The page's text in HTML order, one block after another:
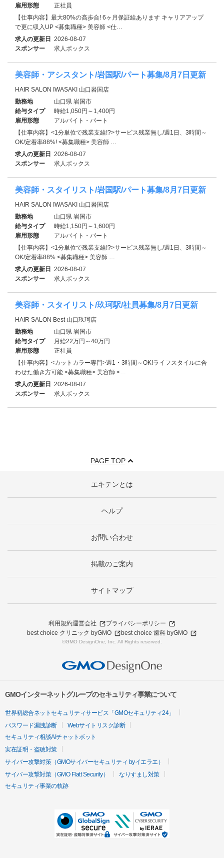
雇用形態
正社員
【仕事内容】最大80%の高歩合! 6ヶ月保証給あります キャリアアップ
で更に収入UP <募集職種> 美容師 <仕…
求人の更新日 2026-08-07
スポンサー
求人ボックス
美容師・アシスタント/岩国駅/パート募集/8月7日更新
HAIR SALON IWASAKI 山口岩国店
勤務地
山口県 岩国市
給与タイプ
時給1,050円～1,400円
雇用形態
アルバイト・パート
【仕事内容】<1分単位で残業支給!?>サービス残業無し/週1日、3時間～
OK/定着率88%! <募集職種> 美容師 …
求人の更新日 2026-08-07
スポンサー
求人ボックス
美容師・スタイリスト/岩国駅/パート募集/8月7日更新
HAIR SALON IWASAKI 山口岩国店
勤務地
山口県 岩国市
給与タイプ
時給1,150円～1,600円
雇用形態
アルバイト・パート
【仕事内容】<1分単位で残業支給!?>サービス残業無し/週1日、3時間～
OK/定着率88% <募集職種> 美容師 …
求人の更新日 2026-08-07
スポンサー
求人ボックス
美容師・スタイリスト/玖珂駅/社員募集/8月7日更新
HAIR SALON Best 山口玖珂店
勤務地
山口県 岩国市
給与タイプ
月給22万円～40万円
雇用形態
正社員
【仕事内容】<カットカラー専門>週1・3時間～OK!ライフスタイルに合
わせた働き方可能 <募集職種> 美容師 <…
求人の更新日 2026-08-07
スポンサー
求人ボックス
PAGE TOP
エキテンとは
ヘルプ
お問い合わせ
掲載のご案内
サイトマップ
利用規約運営会社
プライバシーポリシー
best choice クリニック byGMO
best choice 歯科 byGMO
©GMO DesignOne, Inc. All Rights reserved.
GMOインターネットグループのセキュリティ事業について
世界初総合ネットセキュリティサービス「GMOセキュリティ24」
パスワード漏洩診断
Webサイトリスク診断
セキュリティ相談AIチャットボット
実在証明・盗聴対策
サイバー攻撃対策（GMOサイバーセキュリティ byイエラエ）
サイバー攻撃対策（GMO Flatt Security）
なりすまし対策
セキュリティ事業の軌跡